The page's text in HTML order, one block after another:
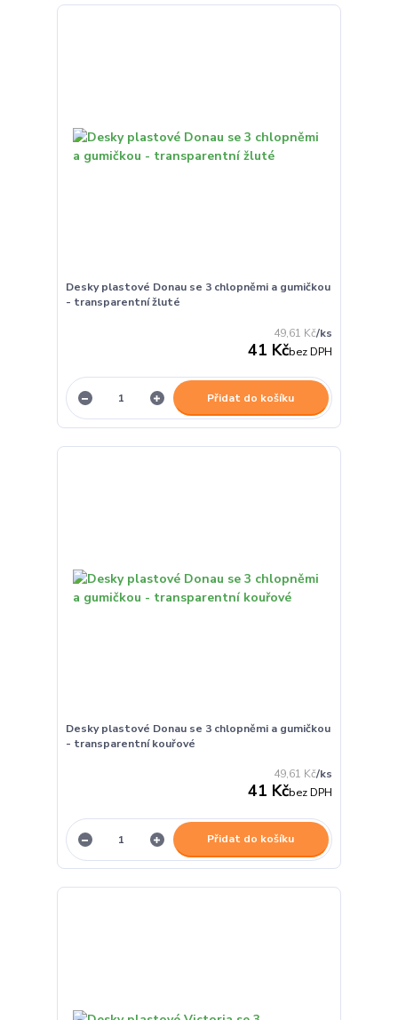
Desky plastové Donau se 3 chlopněmi a gumičkou
- transparentní žluté
49,61 Kč/ks
41 Kčbez DPH
Přidat do košíku
Desky plastové Donau se 3 chlopněmi a gumičkou
- transparentní kouřové
49,61 Kč/ks
41 Kčbez DPH
Přidat do košíku